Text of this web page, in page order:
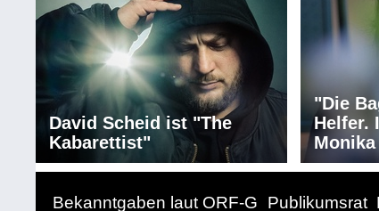
David Scheid ist "The
Kabarettist"
"Die
Helfer.
Bekanntgaben laut ORF-G Publikumsrat